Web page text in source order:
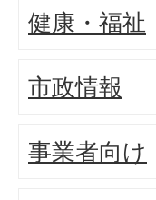
健康・福祉
市政情報
事業者向け